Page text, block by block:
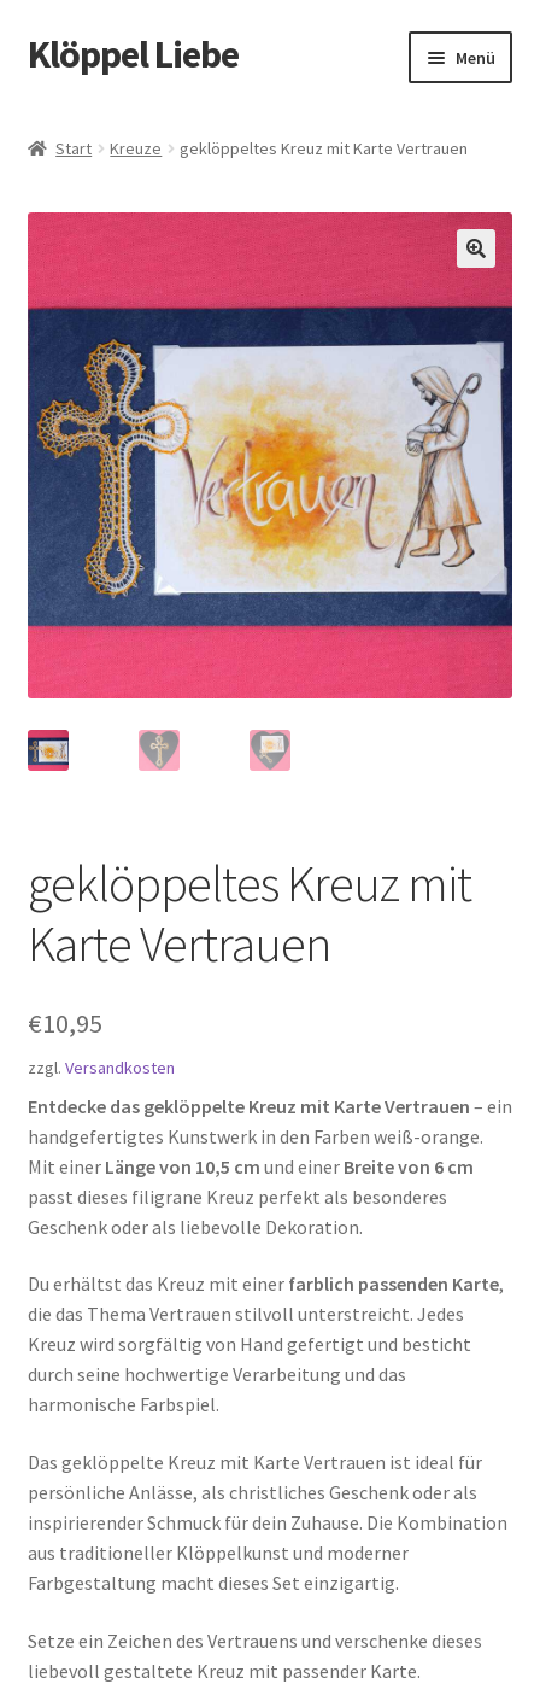
Zur
Navigation
Zum
Inhalt
Klöppel Liebe Menü
Blog
Datenschutz
Datenschutzerklärung
Echtheit von Bewertungen
Impressum
Kasse
Klöppel-Shop
Kontaktdaten
Mein Account
Versandarten
Warenkorb
Widerrufsbelehrung
Zahlungsarten
Start Kreuze geklöppeltes Kreuz mit Karte Vertrauen
geklöppeltes Kreuz mit
Karte Vertrauen
€10,95
zzgl. Versandkosten
Entdecke das geklöppelte Kreuz mit Karte Vertrauen – ein
handgefertigtes Kunstwerk in den Farben weiß-orange.
Mit einer Länge von 10,5 cm und einer Breite von 6 cm
passt dieses filigrane Kreuz perfekt als besonderes
Geschenk oder als liebevolle Dekoration.
Du erhältst das Kreuz mit einer farblich passenden Karte,
die das Thema Vertrauen stilvoll unterstreicht. Jedes
Kreuz wird sorgfältig von Hand gefertigt und besticht
durch seine hochwertige Verarbeitung und das
harmonische Farbspiel.
Das geklöppelte Kreuz mit Karte Vertrauen ist ideal für
persönliche Anlässe, als christliches Geschenk oder als
inspirierender Schmuck für dein Zuhause. Die Kombination
aus traditioneller Klöppelkunst und moderner
Farbgestaltung macht dieses Set einzigartig.
Setze ein Zeichen des Vertrauens und verschenke dieses
liebevoll gestaltete Kreuz mit passender Karte.